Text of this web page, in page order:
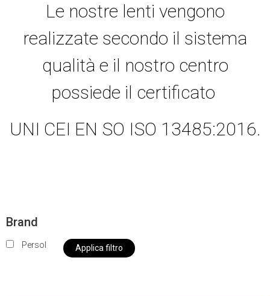
Le nostre lenti vengono
realizzate secondo il sistema
qualità e il nostro centro
possiede il certificato
UNI CEI EN SO ISO 13485:2016.
Brand
Persol Applica filtro